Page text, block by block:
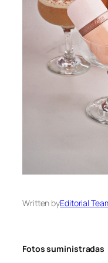
Written byEditorial
Fotos suministradas